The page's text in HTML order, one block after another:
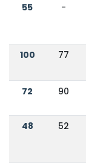
55 -
100 77
72 90
48 52